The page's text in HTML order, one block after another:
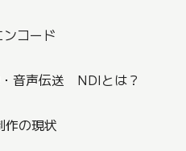
コード
音声伝送 NDIとは？
の現状